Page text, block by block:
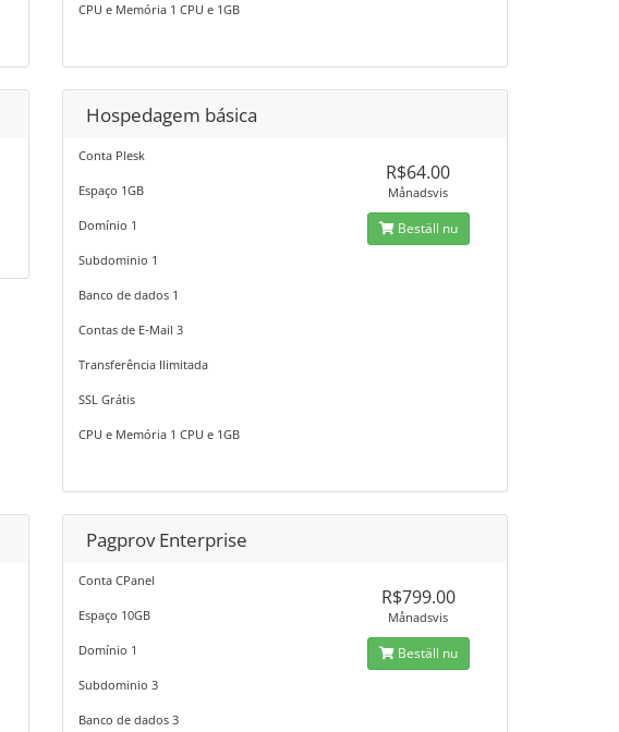
CPU e Memória 1 CPU e 1GB
Hospedagem básica
Conta Plesk
Espaço 1GB
Domínio 1
Subdominio 1
Banco de dados 1
Contas de E-Mail 3
Transferência Ilimitada
SSL Grátis
CPU e Memória 1 CPU e 1GB
R$64.00
Månadsvis
Beställ nu
Pagprov Enterprise
Conta CPanel
Espaço 10GB
Domínio 1
Subdominio 3
Banco de dados 3
R$799.00
Månadsvis
Beställ nu